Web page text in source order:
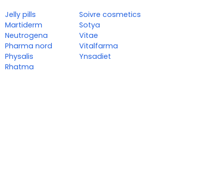
Jelly pills
Martiderm
Neutrogena
Pharma nord
Physalis
Rhatma
Soivre cosmetics
Sotya
Vitae
Vitalfarma
Ynsadiet